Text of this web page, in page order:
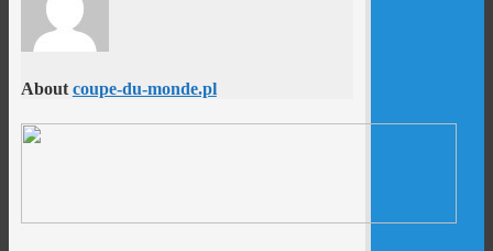
About coupe-du-monde.pl